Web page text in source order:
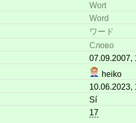
Wort
Word
ワード
Слово
07.09.2007,
heiko
10.06.2023,
Sí
17